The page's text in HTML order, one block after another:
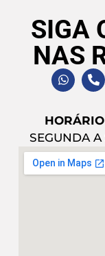
SIGA
NAS
SEGUNDA A